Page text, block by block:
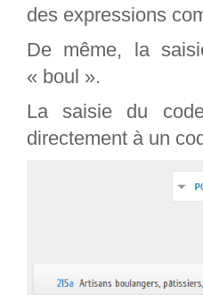
des expressions
De même, la
« boul ».
La saisie du
directement à un